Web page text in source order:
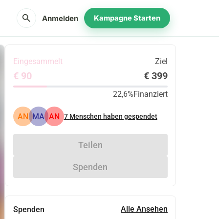
search Anmelden Kampagne Starten
Eingesammelt Ziel
€ 90 € 399
22,6%Finanziert
AN MA AN 7 Menschen haben gespendet
Teilen
Spenden
Spenden Alle Ansehen